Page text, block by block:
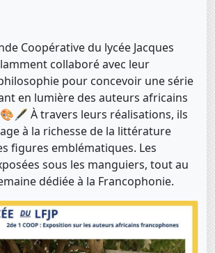
Coopérative du lycée Jacques
collaboré avec leur
pour concevoir une série
en lumière des auteurs africains
À travers leurs réalisations, ils
à la richesse de la littérature
figures emblématiques. Les
sous les manguiers, tout au
dédiée à la Francophonie.